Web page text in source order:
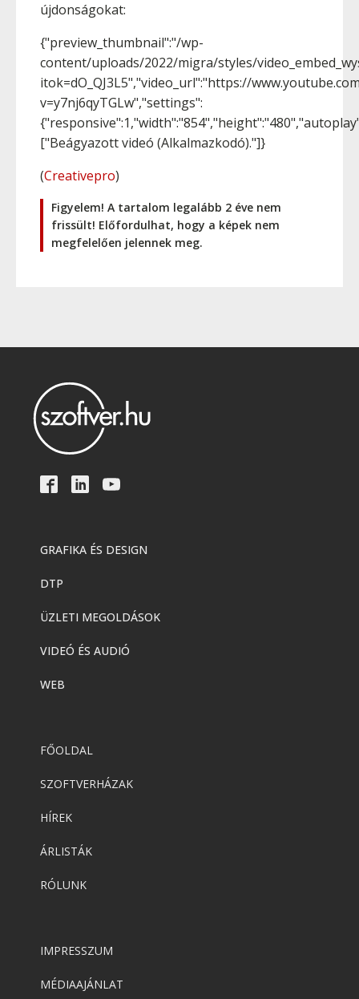
újdonságokat:
{"preview_thumbnail":"/wp-
content/uploads/2022/migra/styles/
itok=dO_QJ3L5","video_url":"https://
v=y7nj6qyTGLw","settings":
["Beágyazott videó (Alkalmazkodó)."]}
(Creativepro)
Figyelem! A tartalom legalább 2 éve nem
frissült! Előfordulhat, hogy a képek nem
megfelelően jelennek meg.
GRAFIKA ÉS DESIGN
DTP
ÜZLETI MEGOLDÁSOK
VIDEÓ ÉS AUDIÓ
WEB
FŐOLDAL
SZOFTVERHÁZAK
HÍREK
ÁRLISTÁK
RÓLUNK
IMPRESSZUM
MÉDIAAJÁNLAT